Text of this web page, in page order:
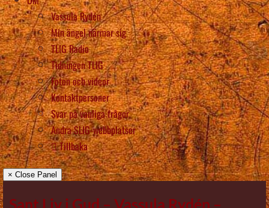
Vassula Rydén
Min ängel närmar sig
TLIG Radio
Tidningen TLIG
Foton och videor
Kontaktpersoner
Svar på vanliga frågor
Andra SLIG-webbplatser
Tillbaka
× Close Panel
Sant Liv i Gud – Vassula Rydén –